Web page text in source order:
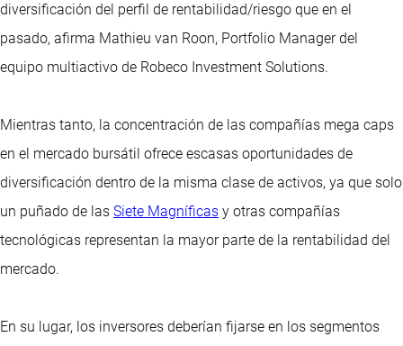
diversificación del perfil de rentabilidad/riesgo que en el
pasado, afirma Mathieu van Roon, Portfolio Manager del
equipo multiactivo de Robeco Investment Solutions.
Mientras tanto, la concentración de las compañías mega caps
en el mercado bursátil ofrece escasas oportunidades de
diversificación dentro de la misma clase de activos, ya que solo
un puñado de las Siete Magníficas y otras compañías
tecnológicas representan la mayor parte de la rentabilidad del
mercado.
En su lugar, los inversores deberían fijarse en los segmentos